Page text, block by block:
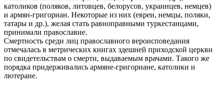
католиков (поляков, литовцев, белорусов, украинцев, немцев)
и армян-григориан. Некоторые из них (евреи, немцы, поляки,
татары и др.), желая стать равноправными туркестанцами,
принимали православие.
Смертность среди лиц православного вероисповедания
отмечалась в метрических книгах здешней приходской церкви
по свидетельствам о смерти, выдаваемым врачами. Такого же
порядка придерживались армяне-григориане, католики и
лютеране.